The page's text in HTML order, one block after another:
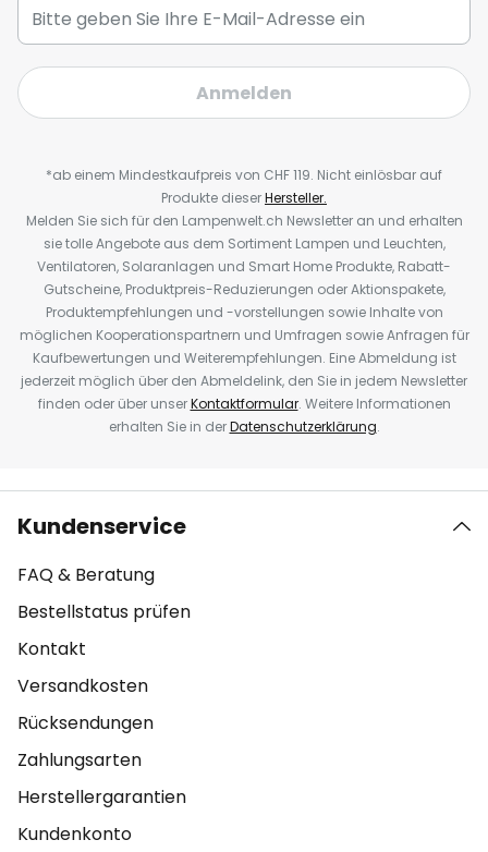
Anmelden
*ab einem Mindestkaufpreis von CHF 119. Nicht einlösbar auf
Produkte dieserHersteller.
Melden Sie sich für den Lampenwelt.ch Newsletter an und erhalten
sie tolle Angebote aus dem Sortiment Lampen und Leuchten,
Ventilatoren, Solaranlagen und Smart Home Produkte, Rabatt-
Gutscheine, Produktpreis-Reduzierungen oder Aktionspakete,
Produktempfehlungen und -vorstellungen sowie Inhalte von
möglichen Kooperationspartnern und Umfragen sowie Anfragen für
Kaufbewertungen und Weiterempfehlungen. Eine Abmeldung ist
jederzeit möglich über den Abmeldelink, den Sie in jedem Newsletter
finden oder über unserKontaktformular. Weitere Informationen
erhalten Sie in derDatenschutzerklärung.
Kundenservice
FAQ & Beratung
Bestellstatus prüfen
Kontakt
Versandkosten
Rücksendungen
Zahlungsarten
Herstellergarantien
Kundenkonto